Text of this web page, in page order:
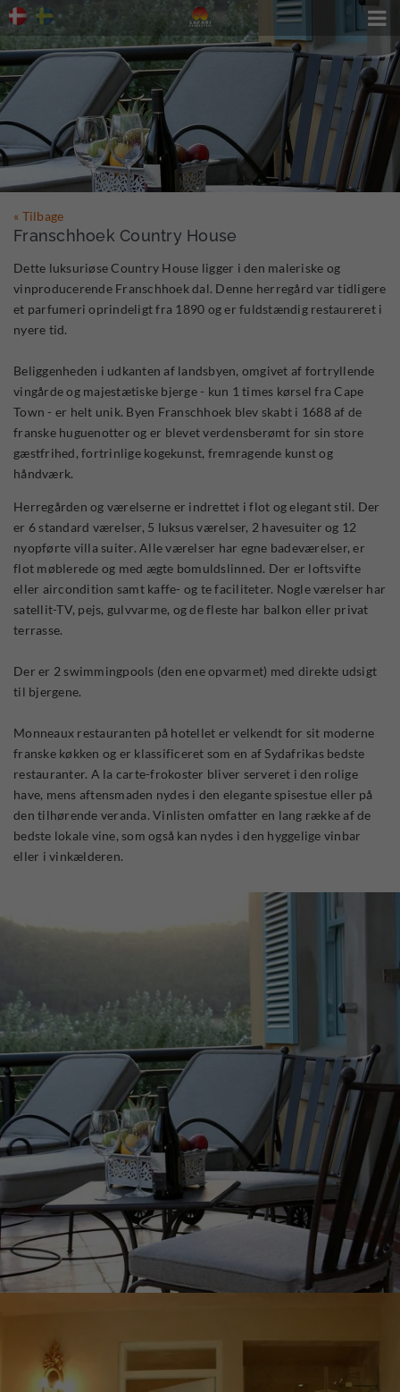

« Tilbage
Franschhoek Country House
Dette luksuriøse Country House ligger i den maleriske og
vinproducerende Franschhoek dal. Denne herregård var tidligere
et parfumeri oprindeligt fra 1890 og er fuldstændig restaureret i
nyere tid.
Beliggenheden i udkanten af landsbyen, omgivet af fortryllende
vingårde og majestætiske bjerge - kun 1 times kørsel fra Cape
Town - er helt unik. Byen Franschhoek blev skabt i 1688 af de
franske huguenotter og er blevet verdensberømt for sin store
gæstfrihed, fortrinlige kogekunst, fremragende kunst og
håndværk.
Herregården og værelserne er indrettet i flot og elegant stil. Der
er 6 standard værelser, 5 luksus værelser, 2 havesuiter og 12
nyopførte villa suiter. Alle værelser har egne badeværelser, er
flot møblerede og med ægte bomuldslinned. Der er loftsvifte
eller aircondition samt kaffe- og te faciliteter. Nogle værelser har
satellit-TV, pejs, gulvvarme, og de fleste har balkon eller privat
terrasse.
Der er 2 swimmingpools (den ene opvarmet) med direkte udsigt
til bjergene.
Monneaux restauranten på hotellet er velkendt for sit moderne
franske køkken og er klassificeret som en af Sydafrikas bedste
restauranter. A la carte-frokoster bliver serveret i den rolige
have, mens aftensmaden nydes i den elegante spisestue eller på
den tilhørende veranda. Vinlisten omfatter en lang række af de
bedste lokale vine, som også kan nydes i den hyggelige vinbar
eller i vinkælderen.